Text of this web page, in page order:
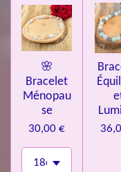
🌸
Bracelet
Ménopau
se
30,00 €